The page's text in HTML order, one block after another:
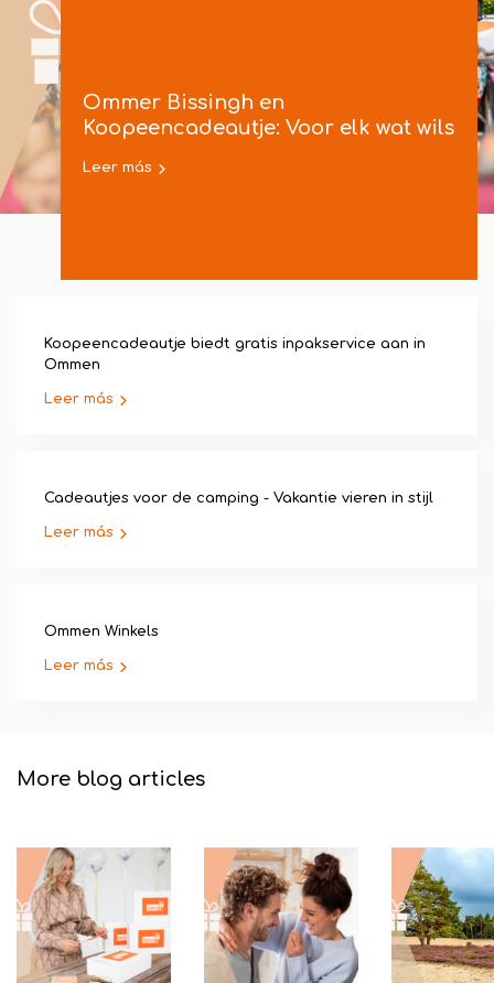
Ommer Bissingh en
Koopeencadeautje: Voor elk wat wils
Leer más
Koopeencadeautje biedt gratis inpakservice aan in
Ommen
Leer más
Cadeautjes voor de camping - Vakantie vieren in stijl
Leer más
Ommen Winkels
Leer más
More blog articles